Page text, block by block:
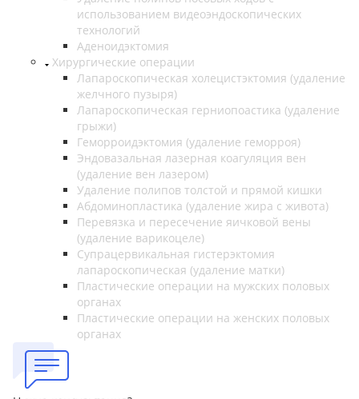
использованием видеоэндоскопических
технологий
Аденоидэктомия
Хирургические операции
Лапароскопическая холецистэктомия (удаление
желчного пузыря)
Лапароскопическая герниопоастика (удаление
грыжи)
Геморроидэктомия (удаление геморроя)
Эндовазальная лазерная коагуляция вен
(удаление вен лазером)
Удаление полипов толстой и прямой кишки
Абдоминопластика (удаление жира с живота)
Перевязка и пересечение яичковой вены
(удаление варикоцеле)
Супрацервикальная гистерэктомия
лапароскопическая (удаление матки)
Пластические операции на мужских половых
органах
Пластические операции на женских половых
органах